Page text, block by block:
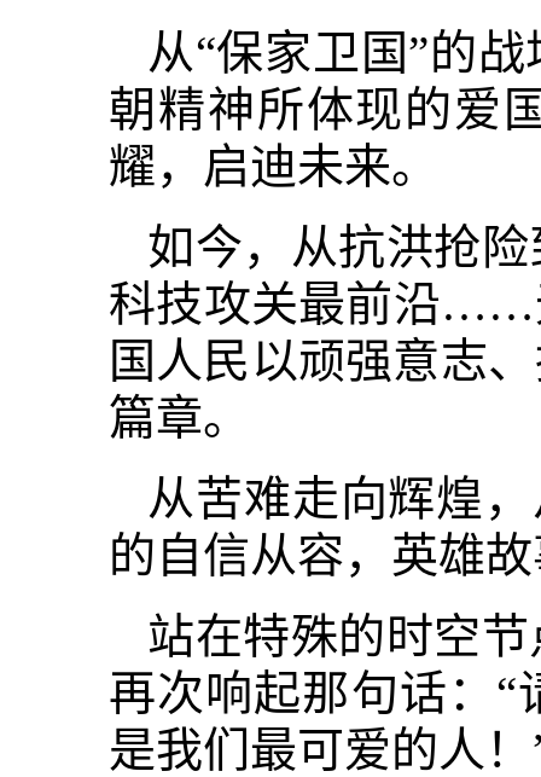
从“保家卫国”的
朝精神所体现的爱
耀，启迪未来。
如今，从抗洪抢
科技攻关最前沿……
国人民以顽强意志
篇章。
从苦难走向辉煌
的自信从容，英雄
站在特殊的时空
再次响起那句话：
是我们最可爱的人！